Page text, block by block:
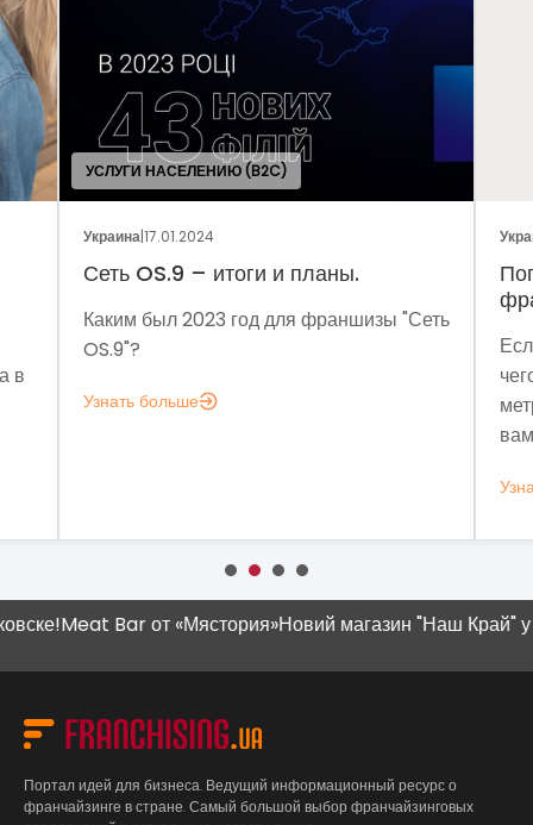
в
УСЛУГИ НАСЕЛЕНИЮ (B2C)
Украина|17.01.2024
Сеть OS.9 – итоги и планы.
Каким был 2023 год для франшизы "Сеть
OS.9"?
Узнать больше
Meat Bar от «Мястория»Новий магазин "Наш Край" у
Портал идей для бизнеса. Ведущий информационный ресурс о
франчайзинге в стране. Самый большой выбор франчайзинговых